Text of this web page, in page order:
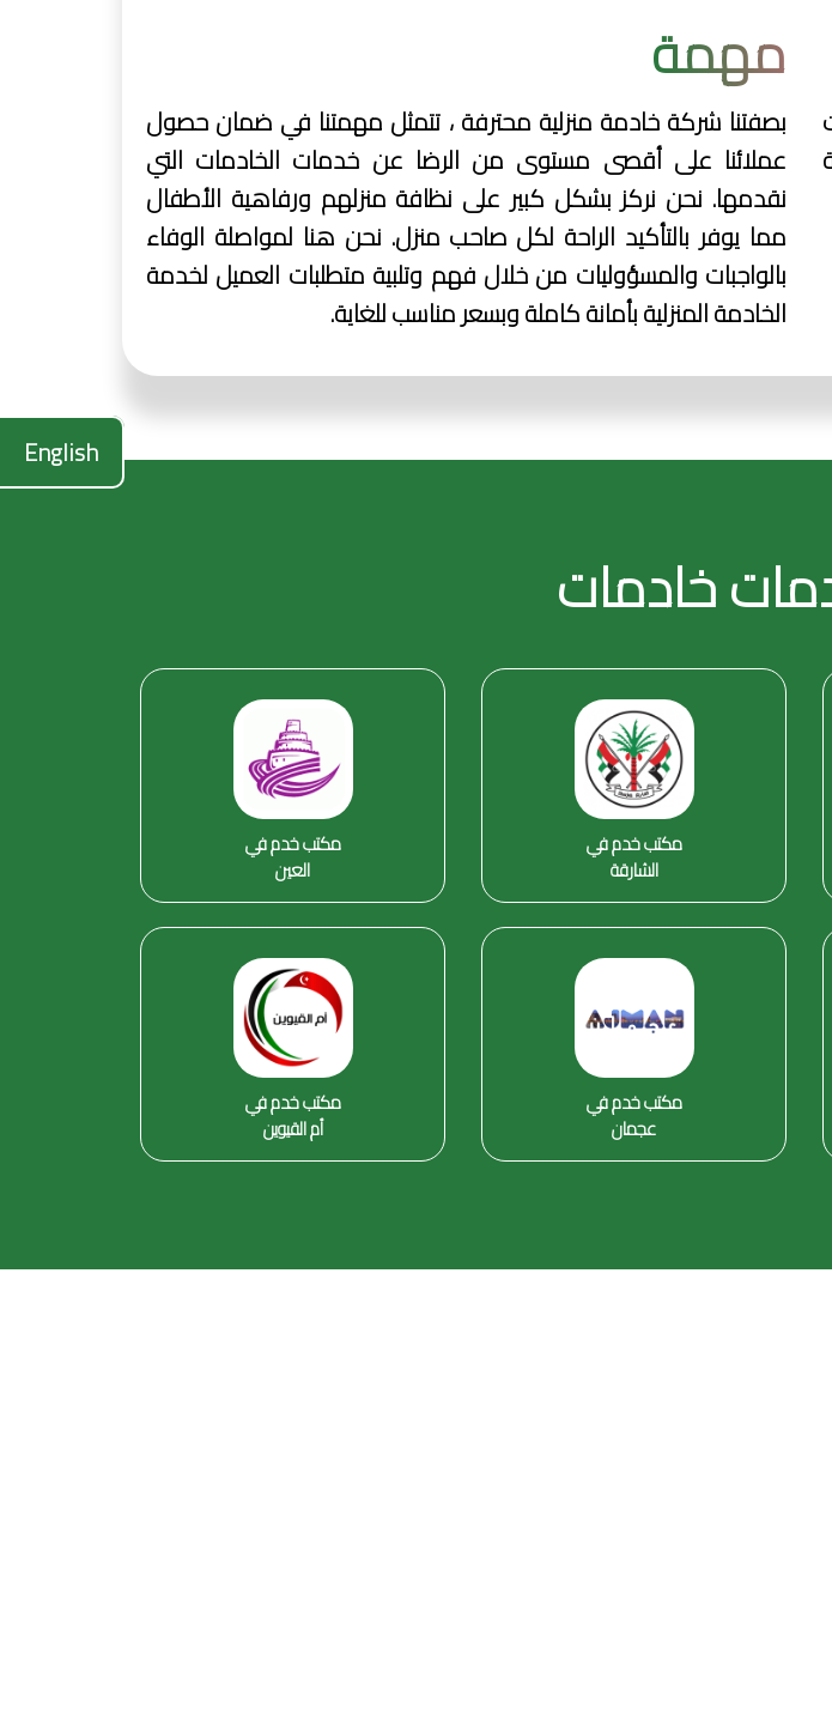
English
مهمة
بصفتنا شركة خادمة منزلية محترفة ، تتمثل مهمتنا في ضمان حصول
عملائنا على أقصى مستوى من الرضا عن خدمات الخادمات التي
نقدمها. نحن نركز بشكل كبير على نظافة منزلهم ورفاهية الأطفال
مما يوفر بالتأكيد الراحة لكل صاحب منزل. نحن هنا لمواصلة الوفاء
بالواجبات والمسؤوليات من خلال فهم وتلبية متطلبات العميل لخدمة
الخادمة المنزلية بأمانة كاملة وبسعر مناسب للغاية.
خادمات
مكتب خدم في
الشارقة
مكتب خدم في
العين
مكتب خدم في
عجمان
مكتب خدم في
أم القيوين